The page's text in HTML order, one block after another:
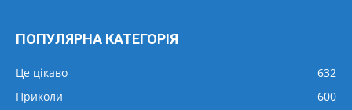
ПОПУЛЯРНА КАТЕГОРІЯ
Це цікаво
632
Приколи
600